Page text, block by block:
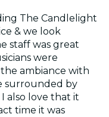
The Candlelight
& we look
staff was great
were
ambiance with
surrounded by
also love that it
time it was